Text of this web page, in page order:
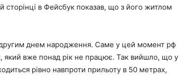
сторінці в Фейсбук показав, що з його житлом
днем народження. Саме у цей момент рф
який вже понад рік не працює. Так вийшло, що у
рівно навпроти прильоту в 50 метрах,